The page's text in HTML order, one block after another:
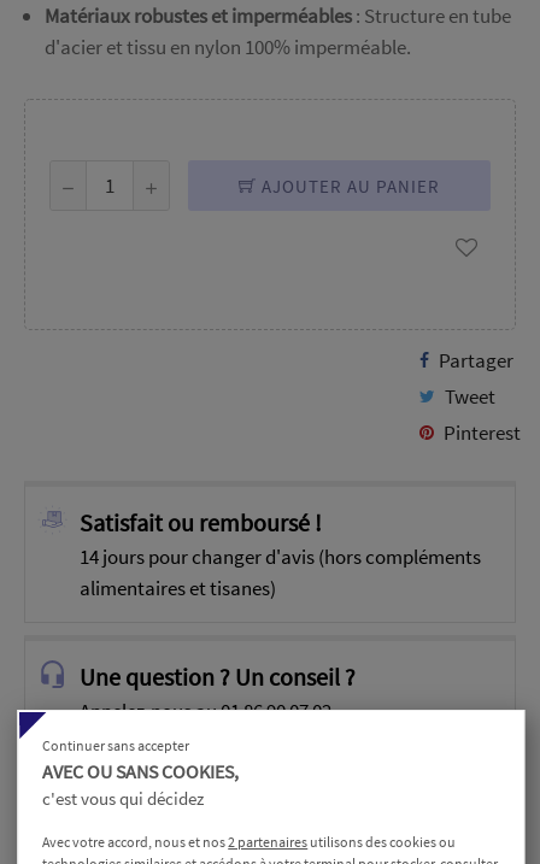
Matériaux robustes et imperméables: Structure en tube
d'acier et tissu en nylon 100% imperméable.
AJOUTER AU PANIER
Partager
Tweet
Pinterest
Satisfait ou remboursé !
14 jours pour changer d'avis (hors compléments
alimentaires et tisanes)
Une question ? Un conseil ?
Appelez-nous au 01 86 90 07 02
Paiement sécurisé
Cryptage SSL
AVEC OU SANS COOKIES,
c'est vous qui décidez
Continuer sans accepter
Avec votre accord, nous et nos2 partenaires utilisons des cookies ou